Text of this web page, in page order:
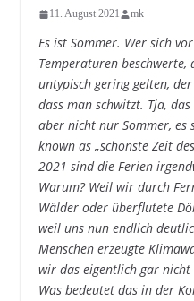
11. August 2021 mk
Es ist Sommer. Wer sich
Temperaturen beschwerte,
untypisch gering gelten,
dass man schwitzt. Tja,
aber nicht nur Sommer, es
known as „schönste Zeit
2021 sind die Ferien
Warum? Weil wir durch
Wälder oder überflutete
weil uns nun endlich
Menschen erzeugte
wir das eigentlich gar nicht
Was bedeutet das in der